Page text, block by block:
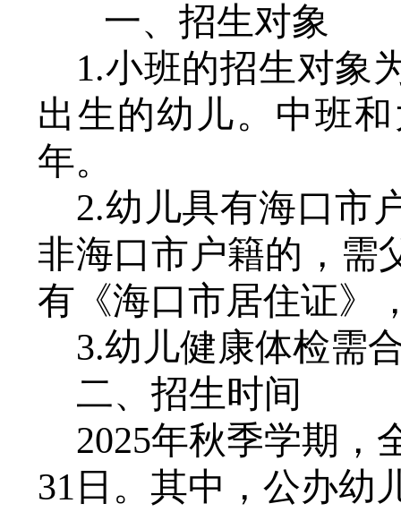
一、招生对象
1.小班的招生对象
出生的幼儿。中班
年。
2.幼儿具有海口市
非海口市户籍的，需
有 《海口市居住证》
3.幼儿健康体检需
二、招生时间
2025年秋季学期，
31日。其中，公办幼